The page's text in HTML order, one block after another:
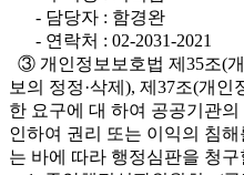
- 담당자 : 함경완
- 연락처 : 02-2031-2021
③ 개인정보보호법 제35조(
보의 정정·삭제), 제37조(개
한 요구에 대 하여 공공기관
인하여 권리 또는 이익의 침
는 바에 따라 행정심판을 청